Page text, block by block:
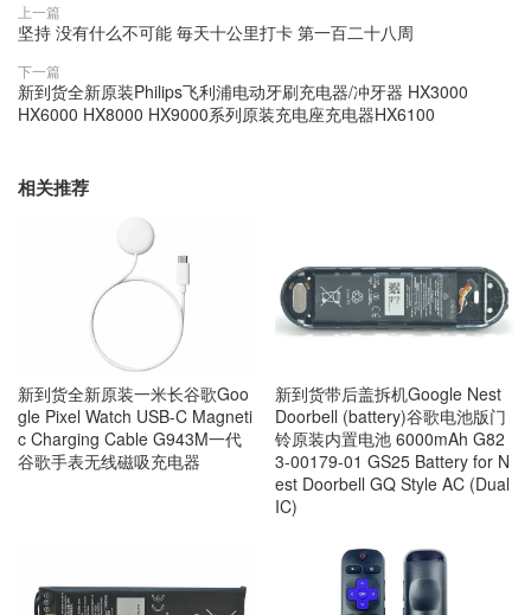
上一篇
坚持 没有什么不可能 毎天十公里打卡 第一百二十八周
下一篇
新到货全新原装Philips飞利浦电动牙刷充电器/冲牙器 HX3000
HX6000 HX8000 HX9000系列原装充电座充电器HX6100
相关推荐
新到货全新原装一米长谷歌Goo
gle Pixel Watch USB-C Magneti
c Charging Cable G943M一代
谷歌手表无线磁吸充电器
新到货带后盖拆机Google Nest
Doorbell (battery)谷歌电池版门
铃原装内置电池 6000mAh G82
3-00179-01 GS25 Battery for N
est Doorbell GQ Style AC (Dual
IC)